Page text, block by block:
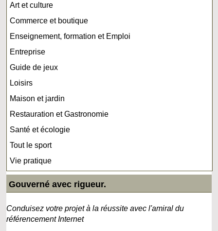
Art et culture
Commerce et boutique
Enseignement, formation et Emploi
Entreprise
Guide de jeux
Loisirs
Maison et jardin
Restauration et Gastronomie
Santé et écologie
Tout le sport
Vie pratique
Gouverné avec rigueur.
Conduisez votre projet à la réussite avec l'amiral du
référencement Internet